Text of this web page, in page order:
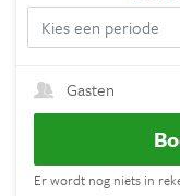
Gasten
Er wordt nog niets in